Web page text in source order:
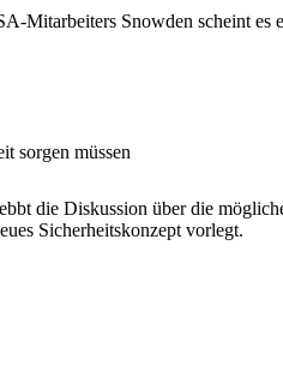
Mitarbeiters Snowden scheint es
sorgen müssen
die Diskussion über die
Sicherheitskonzept vorlegt.